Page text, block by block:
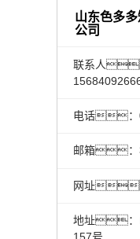
山东色多
公司
联系人
电话：
邮箱：
网址
地址：